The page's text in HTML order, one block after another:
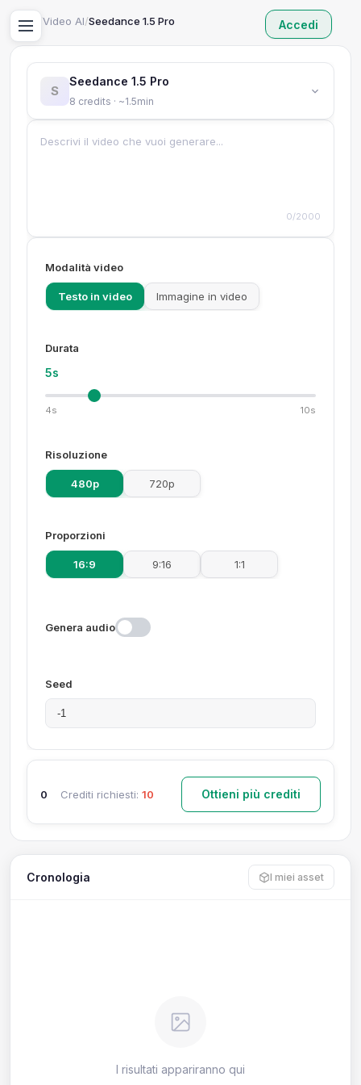
Home Video AI/Seedance 1.5 Pro
S
Seedance 1.5 Pro
8 credits · ~1.5min
0/2000
Modalità video
Testo in video Immagine in video
Durata
5s
4s 10s
Risoluzione
480p 720p
Proporzioni
16:9 9:16 1:1
Genera audio
Seed
0 Crediti richiesti: 10 Ottieni più crediti
Cronologia I miei asset
I risultati appariranno qui
Accedi